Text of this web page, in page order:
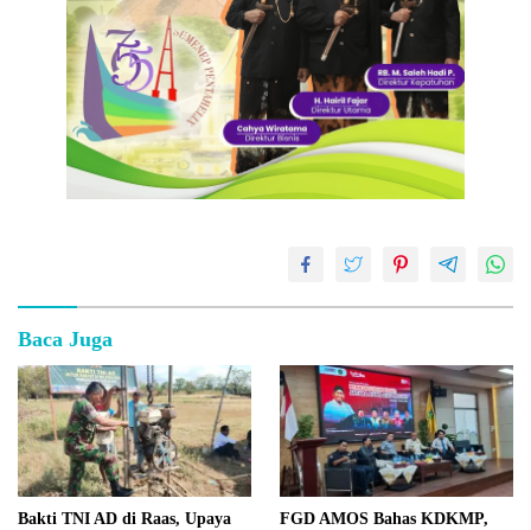
Baca Juga
Bakti TNI AD di Raas, Upaya
FGD AMOS Bahas KDKMP,